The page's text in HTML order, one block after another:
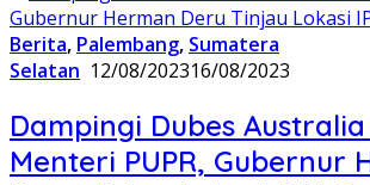
Berita, Palembang, Sumatera
Selatan 12/08/202316/08/2023
Dampingi Dubes
Menteri PUPR, Gubernur